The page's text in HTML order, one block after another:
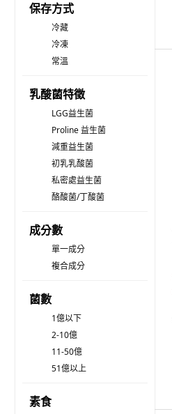
保存方式
冷藏
冷凍
常溫
乳酸菌特徵
LGG益生菌
Proline 益生菌
減重益生菌
初乳乳酸菌
私密處益生菌
酪酸菌/丁酸菌
成分數
單一成分
複合成分
菌數
1億以下
2-10億
11-50億
51億以上
素食